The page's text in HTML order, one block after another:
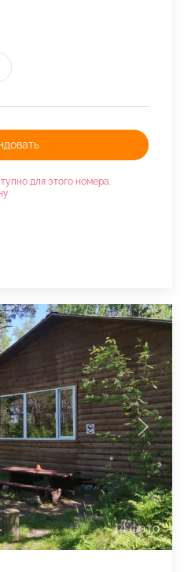
для этого номера.
14 фото